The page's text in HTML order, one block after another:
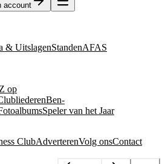
account
& UitslagenStandenAFAS
op
Ben-
Speler van het Jaar
ClubAdverterenVolg onsContact